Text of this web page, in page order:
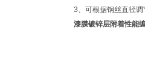
3、可根据钢丝直径
漆膜镀锌层附着性能